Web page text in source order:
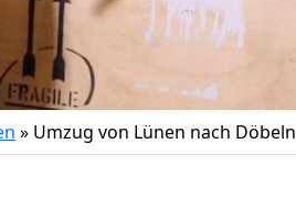
» Umzug von Lünen nach Döbeln